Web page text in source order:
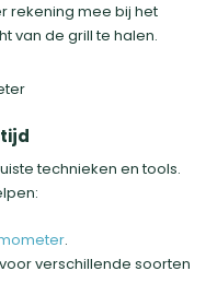
rekening mee bij het
van de grill te halen.
technieken en tools.
.
verschillende soorten